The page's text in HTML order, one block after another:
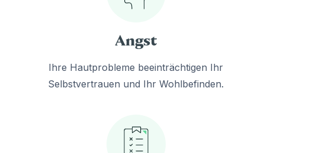
Angst
Ihre Hautprobleme beeinträchtigen Ihr
Selbstvertrauen und Ihr Wohlbefinden.